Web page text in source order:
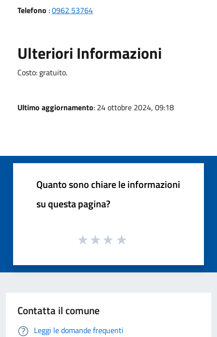
Telefono :0962 53764
Ulteriori Informazioni
Costo: gratuito.
Ultimo aggiornamento: 24 ottobre 2024, 09:18
Quanto sono chiare le informazioni
su questa pagina?
Contatta il comune
Leggi le domande frequenti